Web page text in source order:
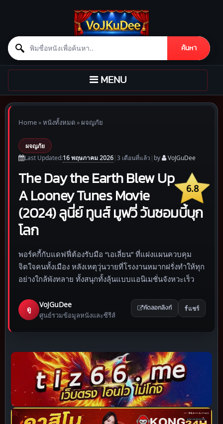
Search for:
ค้นหา
Skip to content
TOGGLE
NAVIGATION
MENU
Home»หนังทั้งหมด»ผจญภัย
ผจญภัย
Last Updated:16 พฤษภาคม 2026|3 เดือนที่แล้ว | by VoJGuDee
6.8
The Day the Earth Blew Up
A Looney Tunes Movie
(2024) ลูนี่ย์ ทูนส์ มูฟวี่ วันซอมบี้บุก
โลก
พอร์คกี้กับแดฟฟี่ต้องรับมือ “เอเลี่ยน” ที่แฝงแผนควบคุม
จิตใจคนทั้งเมือง หลังเหตุวุ่นวายที่โรงงานหมากฝรั่งทำให้ทุก
อย่างใกล้พังทลาย ทั้งสนุกทั้งลุ้นแบบแอนิเมชั่นจังหวะเร็ว
ดู
VoJGuDee
ศูนย์รวมข้อมูลหนังและซีรีส์
คัดลอกลิงก์ แชร์